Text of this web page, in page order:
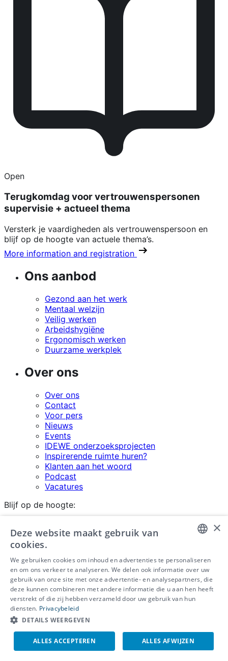
Open
Terugkomdag voor vertrouwenspersonen
supervisie + actueel thema
Versterk je vaardigheden als vertrouwenspersoon en
blijf op de hoogte van actuele thema’s.
More information and registration
Ons aanbod
Gezond aan het werk
Mentaal welzijn
Veilig werken
Arbeidshygiëne
Ergonomisch werken
Duurzame werkplek
Over ons
Over ons
Contact
Voor pers
Nieuws
Events
IDEWE onderzoeksprojecten
Inspirerende ruimte huren?
Klanten aan het woord
Podcast
Vacatures
Blijf op de hoogte:
DUTCH
FRENCH
×
Deze website maakt gebruik van
cookies.
We gebruiken cookies om inhoud en advertenties te personaliseren
en om ons verkeer te analyseren. We delen ook informatie over uw
gebruik van onze site met onze advertentie- en analysepartners, die
deze kunnen combineren met andere informatie die u aan hen heeft
verstrekt of die zij hebben verzameld door uw gebruik van hun
diensten. Privacybeleid
DETAILS WEERGEVEN
ALLES ACCEPTEREN ALLES AFWIJZEN